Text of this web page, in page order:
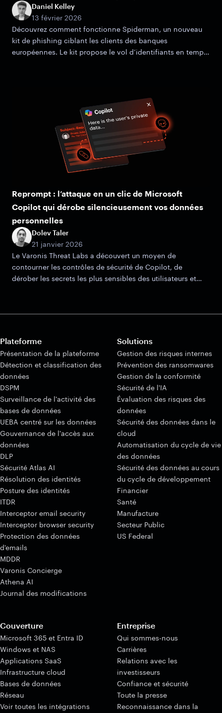
Daniel Kelley
13 février 2026
Découvrez comment fonctionne Spiderman, un nouveau
kit de phishing ciblant les clients des banques
européennes. Le kit propose le vol d’identifiants en temps
Reprompt : l’attaque en un clic de Microsoft
Copilot qui dérobe silencieusement vos données
personnelles
Dolev Taler
21 janvier 2026
Le Varonis Threat Labs a découvert un moyen de
contourner les contrôles de sécurité de Copilot, de
dérober les secrets les plus sensibles des utilisateurs et
Plateforme
Présentation de la plateforme
Détection et classification des
données
DSPM
Surveillance de l'activité des
bases de données
UEBA centré sur les données
Gouvernance de l'accès aux
données
DLP
Sécurité Atlas AI
Résolution des identités
Posture des identités
ITDR
Interceptor email security
Interceptor browser security
Protection des données
d'emails
MDDR
Varonis Concierge
Athena AI
Journal des modifications
Solutions
Gestion des risques internes
Prévention des ransomwares
Gestion de la conformité
Sécurité de l'IA
Évaluation des risques des
données
Sécurité des données dans le
cloud
Automatisation du cycle de vie
des données
Sécurité des données au cours
du cycle de développement
Financier
Santé
Manufacture
Secteur Public
US Federal
Couverture
Microsoft 365 et Entra ID
Windows et NAS
Applications SaaS
Infrastructure cloud
Bases de données
Réseau
Voir toutes les intégrations
Entreprise
Qui sommes-nous
Carrières
Relations avec les
investisseurs
Confiance et sécurité
Toute la presse
Reconnaissance dans la